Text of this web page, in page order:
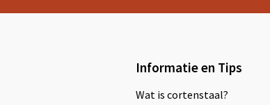
Informatie en Tips
Wat is cortenstaal?